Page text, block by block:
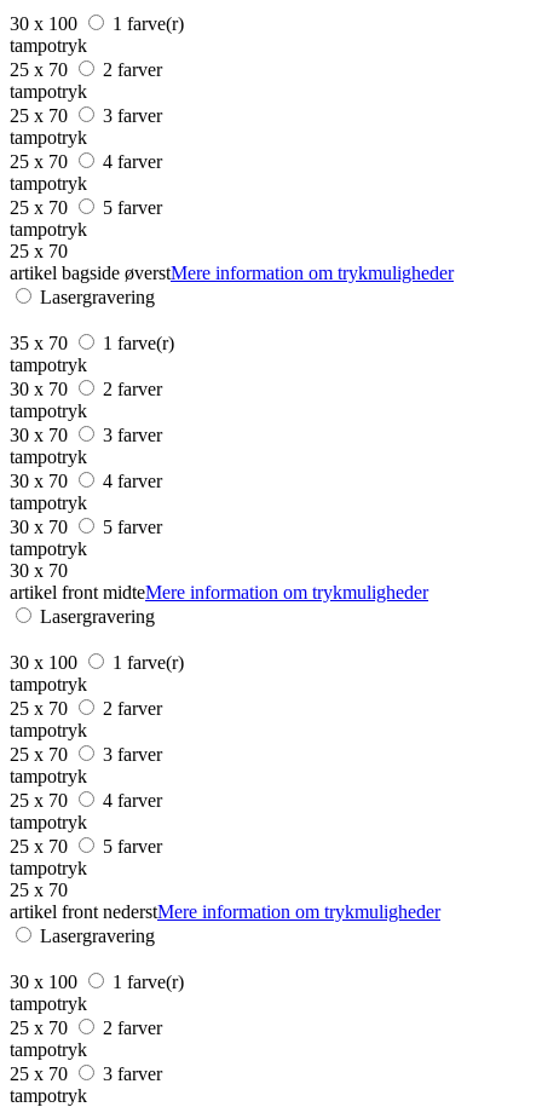
30 x 100
1 farve(r)
tampotryk
25 x 70
2 farver
tampotryk
25 x 70
3 farver
tampotryk
25 x 70
4 farver
tampotryk
25 x 70
5 farver
tampotryk
25 x 70
artikel bagside øverstMere information om trykmuligheder
Lasergravering
35 x 70
1 farve(r)
tampotryk
30 x 70
2 farver
tampotryk
30 x 70
3 farver
tampotryk
30 x 70
4 farver
tampotryk
30 x 70
5 farver
tampotryk
30 x 70
artikel front midteMere information om trykmuligheder
Lasergravering
30 x 100
1 farve(r)
tampotryk
25 x 70
2 farver
tampotryk
25 x 70
3 farver
tampotryk
25 x 70
4 farver
tampotryk
25 x 70
5 farver
tampotryk
25 x 70
artikel front nederstMere information om trykmuligheder
Lasergravering
30 x 100
1 farve(r)
tampotryk
25 x 70
2 farver
tampotryk
25 x 70
3 farver
tampotryk